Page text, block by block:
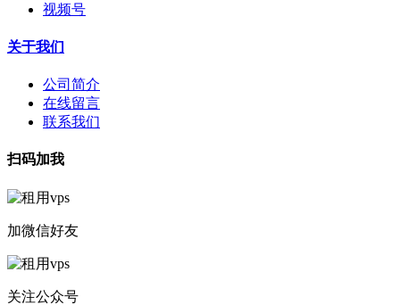
视频号
关于我们
公司简介
在线留言
联系我们
扫码加我
加微信好友
关注公众号